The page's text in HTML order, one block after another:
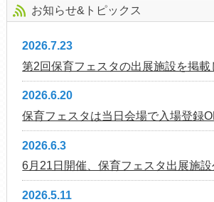
お知らせ&トピックス
2026.7.23
第2回保育フェスタの出展施設を掲載
2026.6.20
保育フェスタは当日会場で入場登録
2026.6.3
6月21日開催、保育フェスタ出展施
2026.5.11